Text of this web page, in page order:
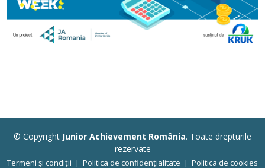
© Copyright Junior Achievement România. Toate drepturile
rezervate
Termeni și condiții | Politica de confidențialitate | Politica de cookies